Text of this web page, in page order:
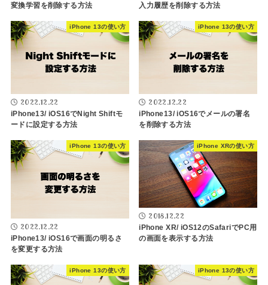
変換学習を削除する方法
入力履歴を削除する方法
iPhone 13の使い方
2022.12.22
iPhone13/ iOS16でNight Shiftモ
ードに設定する方法
iPhone 13の使い方
2022.12.22
iPhone13/ iOS16でメールの署名
を削除する方法
iPhone 13の使い方
2022.12.22
iPhone13/ iOS16で画面の明るさ
を変更する方法
iPhone XRの使い方
2018.12.22
iPhone XR/ iOS12のSafariでPC用
の画面を表示する方法
iPhone 13の使い方 iPhone 13の使い方